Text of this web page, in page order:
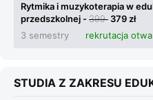
Rytmika i muzykoterapia w
przedszkolnej -399 379 zł
3 semestry
rekrutacja
STUDIA Z ZAKRESU